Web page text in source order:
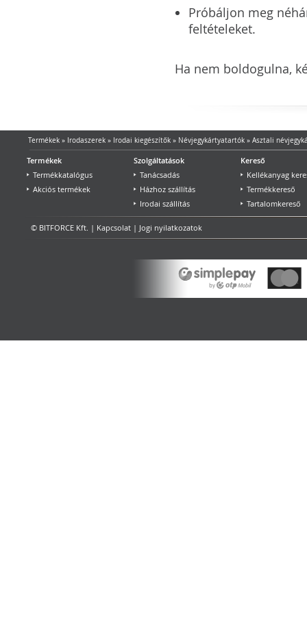
Próbáljon meg
feltételeket.
Ha nem boldogulna,
Termékek» Irodaszerek» Irodai kiegészítők» Névjegykártyatartók» Asztali
Termékek
Termékkatalógus
Akciós termékek
Szolgáltatások
Tanácsadás
Házhoz szállítás
Irodai szállítás
Kereső
Kellékanyag
Termékkereső
Tartalomkereső
© BITFORCE Kft. | Kapcsolat | Jogi nyilatkozatok